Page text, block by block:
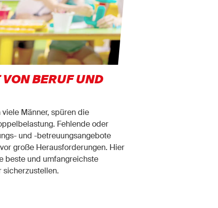
BERUF UND
Männer, spüren die
Fehlende oder
und -betreuungsangebote
große Herausforderungen. Hier
beste und umfangreichste
sicherzustellen.